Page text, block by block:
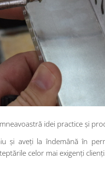
idei practice și
și aveți la îndemână în
celor mai exigenți